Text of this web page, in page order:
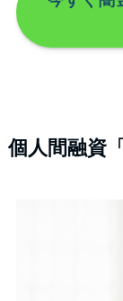
個人間融資